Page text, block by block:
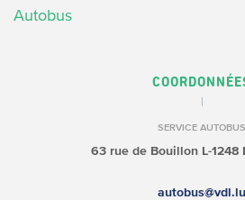
Autobus
SERVICE AUTOBUS
63 rue de BouillonL-1248
autobus@vdl.lu